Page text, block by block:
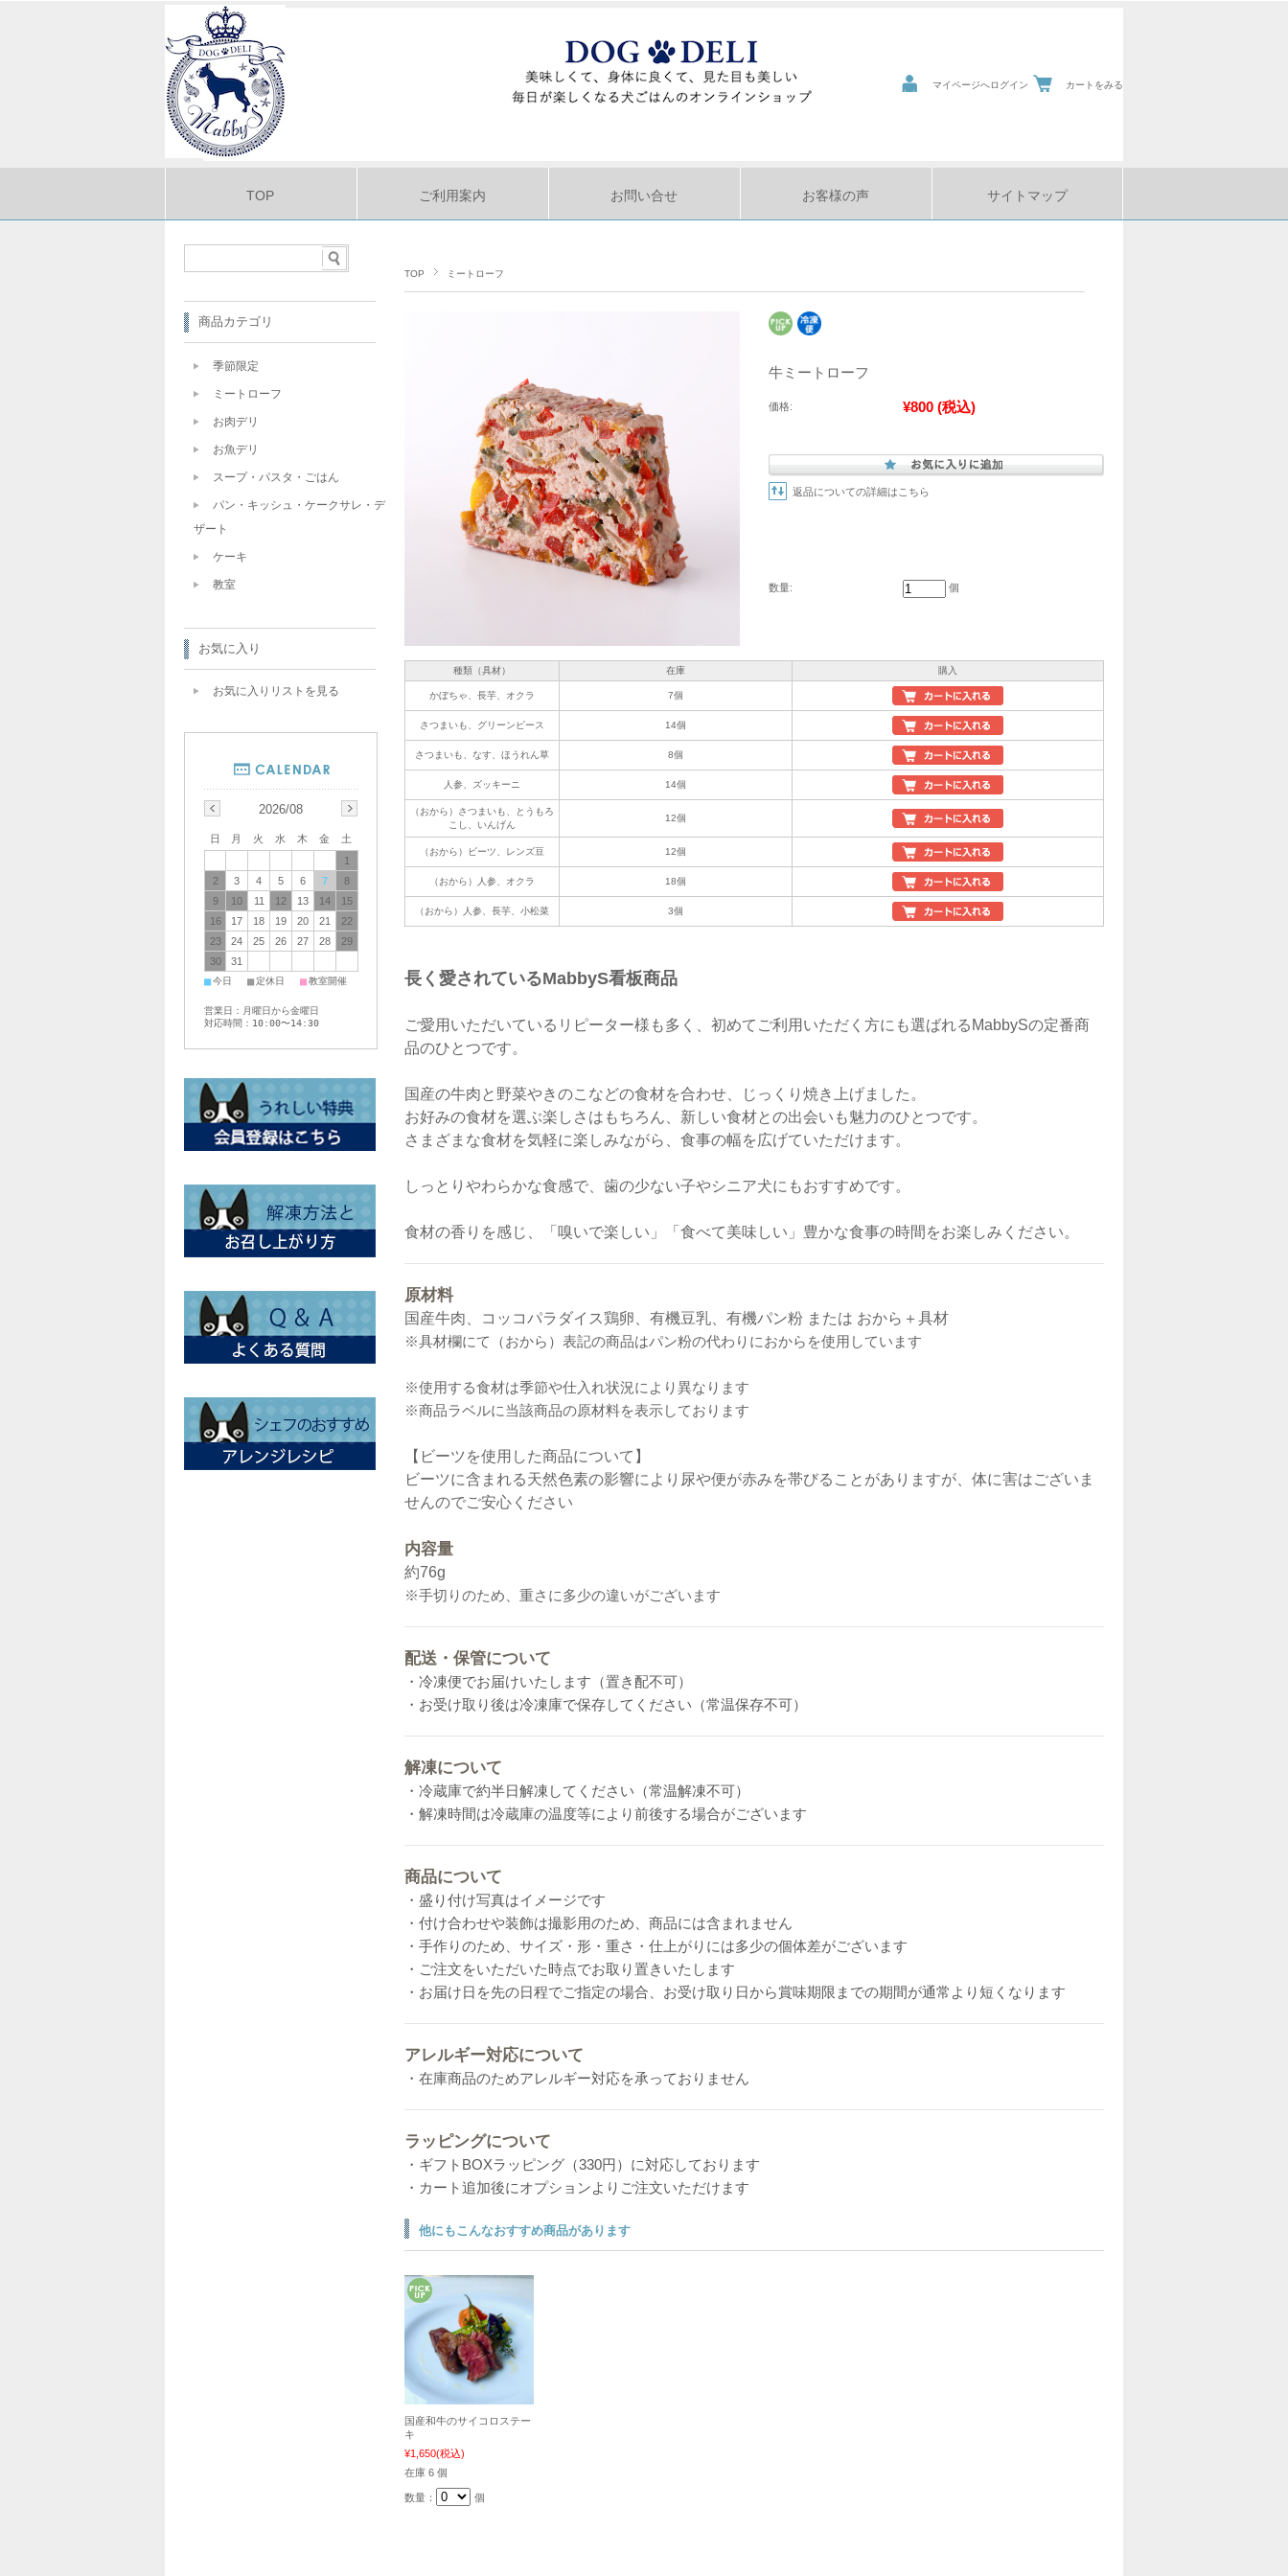
マイページへログイン カートをみる
TOP ご利用案内 お問い合せ お客様の声 サイトマップ
TOP ミートローフ
牛ミートローフ
価格: ¥800 (税込)
返品についての詳細はこちら
数量: 個
種類（具材） 在庫 購入
かぼちゃ、長芋、オクラ 7個
さつまいも、グリーンピース 14個
さつまいも、なす、ほうれん草 8個
人参、ズッキーニ 14個
（おから）さつまいも、とうもろ
こし、いんげん
12個
（おから）ビーツ、レンズ豆 12個
（おから）人参、オクラ 18個
（おから）人参、長芋、小松菜 3個
長く愛されているMabbyS看板商品
ご愛用いただいているリピーター様も多く、初めてご利用いただく方にも選ばれるMabbySの定番商
品のひとつです。
国産の牛肉と野菜やきのこなどの食材を合わせ、じっくり焼き上げました。
お好みの食材を選ぶ楽しさはもちろん、新しい食材との出会いも魅力のひとつです。
さまざまな食材を気軽に楽しみながら、食事の幅を広げていただけます。
しっとりやわらかな食感で、歯の少ない子やシニア犬にもおすすめです。
食材の香りを感じ、「嗅いで楽しい」「食べて美味しい」豊かな食事の時間をお楽しみください。
原材料
国産牛肉、コッコパラダイス鶏卵、有機豆乳、有機パン粉 または おから＋具材
※具材欄にて（おから）表記の商品はパン粉の代わりにおからを使用しています
※使用する食材は季節や仕入れ状況により異なります
※商品ラベルに当該商品の原材料を表示しております
【ビーツを使用した商品について】
ビーツに含まれる天然色素の影響により尿や便が赤みを帯びることがありますが、体に害はございま
せんのでご安心ください
内容量
約76g
※手切りのため、重さに多少の違いがございます
配送・保管について
・冷凍便でお届けいたします（置き配不可）
・お受け取り後は冷凍庫で保存してください（常温保存不可）
解凍について
・冷蔵庫で約半日解凍してください（常温解凍不可）
・解凍時間は冷蔵庫の温度等により前後する場合がございます
商品について
・盛り付け写真はイメージです
・付け合わせや装飾は撮影用のため、商品には含まれません
・手作りのため、サイズ・形・重さ・仕上がりには多少の個体差がございます
・ご注文をいただいた時点でお取り置きいたします
・お届け日を先の日程でご指定の場合、お受け取り日から賞味期限までの期間が通常より短くなります
アレルギー対応について
・在庫商品のためアレルギー対応を承っておりません
ラッピングについて
・ギフトBOXラッピング（330円）に対応しております
・カート追加後にオプションよりご注文いただけます
他にもこんなおすすめ商品があります
国産和牛のサイコロステー
キ
¥1,650(税込)
在庫 6 個
数量： 個
商品カテゴリ
季節限定
ミートローフ
お肉デリ
お魚デリ
スープ・パスタ・ごはん
パン・キッシュ・ケークサレ・デ
ザート
ケーキ
教室
お気に入り
お気に入りリストを見る
2026/08
日 月 火 水 木 金
土
1
2
3 4 5 6 7
8
9
10 11 12 13 14
15
16
17 18 19 20 21
22
23
24 25 26 27 28
29
30
31
■今日 ■定休日 ■教室開催
営業日：月曜日から金曜日
対応時間：10:00〜14:30